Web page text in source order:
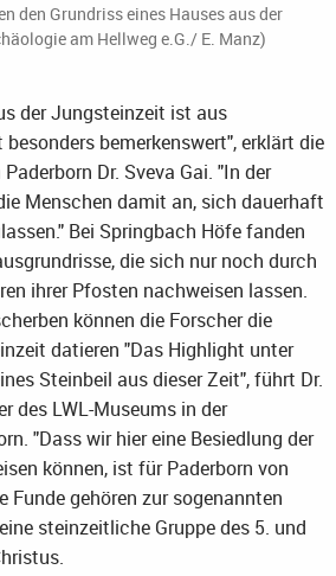
den Grundriss eines Hauses aus der
am Hellweg e.G./ E. Manz)
der Jungsteinzeit ist aus
bemerkenswert", erklärt die
Dr. Sveva Gai. "In der
Menschen damit an, sich dauerhaft
Bei Springbach Höfe fanden
die sich nur noch durch
ihrer Pfosten nachweisen lassen.
können die Forscher die
datieren "Das Highlight unter
Steinbeil aus dieser Zeit", führt Dr.
des LWL-Museums in der
"Dass wir hier eine Besiedlung der
können, ist für Paderborn von
Funde gehören zur sogenannten
steinzeitliche Gruppe des 5. und